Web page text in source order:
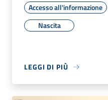
Accesso all'informazione
Nascita
LEGGI DI PIÙ